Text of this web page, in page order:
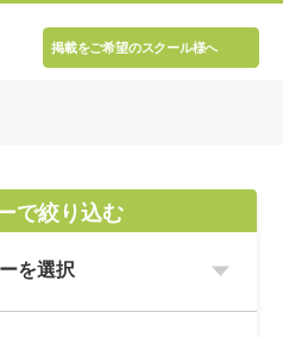
掲載をご希望のスクール様へ
で絞り込む